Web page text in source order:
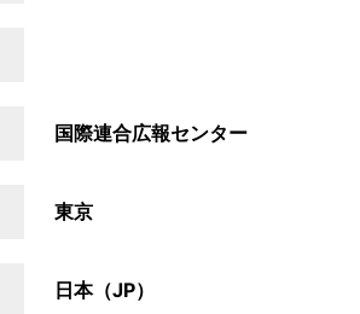
国際連合広報センター
東京
日本（JP）